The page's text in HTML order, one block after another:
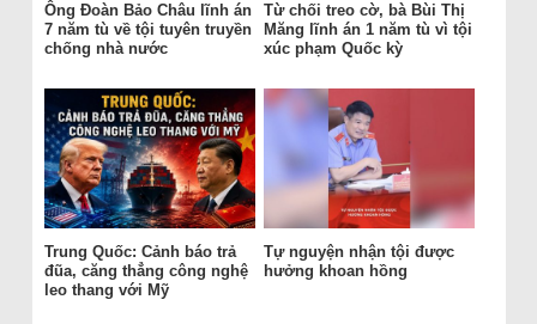
Ông Đoàn Bảo Châu lĩnh án
7 năm tù về tội tuyên truyền
chống nhà nước
Từ chối treo cờ, bà Bùi Thị
Măng lĩnh án 1 năm tù vì tội
xúc phạm Quốc kỳ
Trung Quốc: Cảnh báo trả
đũa, căng thẳng công nghệ
leo thang với Mỹ
Tự nguyện nhận tội được
hưởng khoan hồng